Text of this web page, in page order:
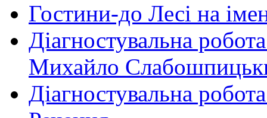
Гостини-до Лесі на
Діагностувальна
Михайло
Діагностувальна